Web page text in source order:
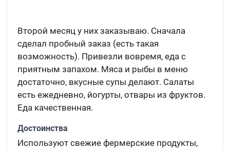
Второй месяц у них заказываю. Сначала
сделал пробный заказ (есть такая
возможность). Привезли вовремя, еда с
приятным запахом. Мяса и рыбы в меню
достаточно, вкусные супы делают. Салаты
есть ежедневно, йогурты, отвары из фруктов.
Еда качественная.
Достоинства
Используют свежие фермерские продукты,